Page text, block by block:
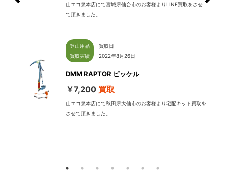
山エコ泉本店にて宮城県仙台市のお客様よりLINE買取をさせ
て頂きました。
登山用品
買取実績
買取日
2022年8月26日
DMM RAPTOR ピッケル
￥7,200 買取
山エコ泉本店にて秋田県大仙市のお客様より宅配キット買取を
させて頂きました。